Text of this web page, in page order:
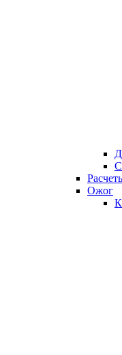
Ожог